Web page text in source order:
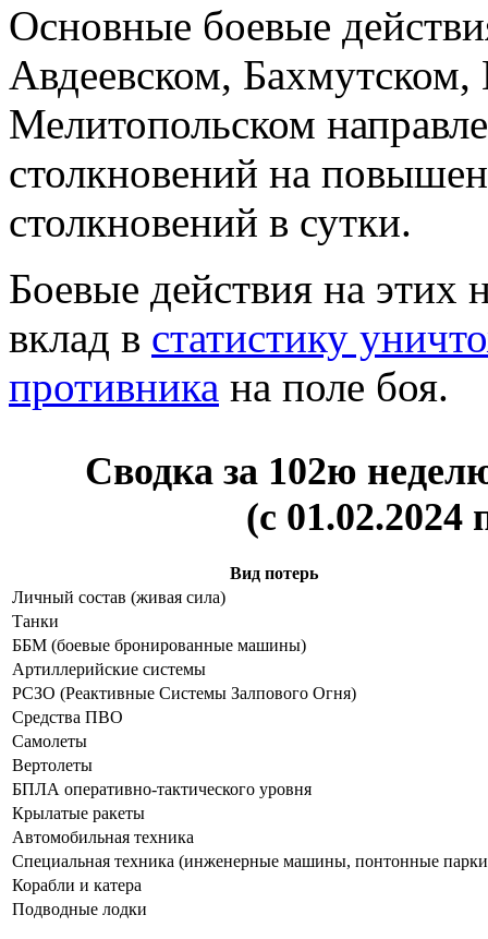
Основные боевые
Авдеевском,
Мелитопольском
столкновений на
столкновений в сутки.
Боевые действия на этих
вклад в статистику
противника на поле боя.
Сводка за 102ю
(с 01.02.2024
Вид потерь
Личный состав (живая сила)
Танки
ББМ (боевые бронированные машины)
Артиллерийские системы
РСЗО (Реактивные Системы Залпового Огня)
Средства ПВО
Самолеты
Вертолеты
БПЛА оперативно-тактического уровня
Крылатые ракеты
Автомобильная техника
Специальная техника (инженерные машины, понтонные
Корабли и катера
Подводные лодки